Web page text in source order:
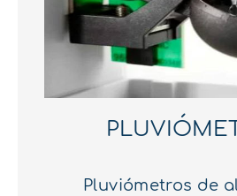
Pluviómetros de